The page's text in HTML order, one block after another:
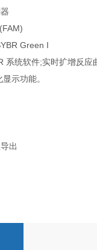
Green I
统软件;实时扩增反应
示功能。
出